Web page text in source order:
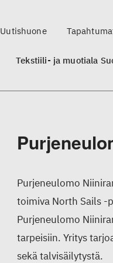
Uutishuone
Tekstiili- ja muotiala
Purjeneulomo
toimiva North Sails -
Purjeneulomo
tarpeisiin. Yritys
sekä talvisäilytystä.